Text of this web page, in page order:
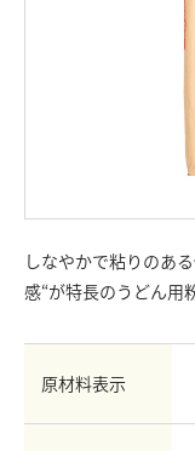
English
安全・安心への取
しなやかで粘りのあ
感“が特長のうどん用
原材料表示